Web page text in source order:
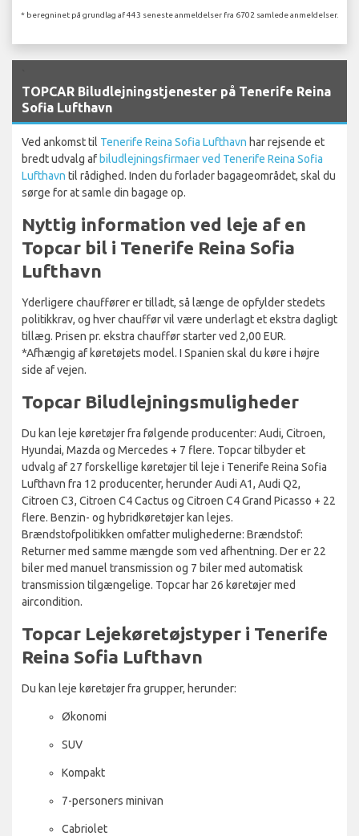
* beregninet på grundlag af 443 seneste anmeldelser fra 6702 samlede anmeldelser.
TOPCAR Biludlejningstjenester på Tenerife Reina
Sofia Lufthavn
Ved ankomst til Tenerife Reina Sofia Lufthavn har rejsende et
bredt udvalg afbiludlejningsfirmaer ved Tenerife Reina Sofia
Lufthavn til rådighed. Inden du forlader bagageområdet, skal du
sørge for at samle din bagage op.
Nyttig information ved leje af en
Topcar bil i Tenerife Reina Sofia
Lufthavn
Yderligere chauffører er tilladt, så længe de opfylder stedets
politikkrav, og hver chauffør vil være underlagt et ekstra dagligt
tillæg. Prisen pr. ekstra chauffør starter ved 2,00 EUR.
*Afhængig af køretøjets model. I Spanien skal du køre i højre
side af vejen.
Topcar Biludlejningsmuligheder
Du kan leje køretøjer fra følgende producenter: Audi, Citroen,
Hyundai, Mazda og Mercedes + 7 flere. Topcar tilbyder et
udvalg af 27 forskellige køretøjer til leje i Tenerife Reina Sofia
Lufthavn fra 12 producenter, herunder Audi A1, Audi Q2,
Citroen C3, Citroen C4 Cactus og Citroen C4 Grand Picasso + 22
flere. Benzin- og hybridkøretøjer kan lejes.
Brændstofpolitikken omfatter mulighederne: Brændstof:
Returner med samme mængde som ved afhentning. Der er 22
biler med manuel transmission og 7 biler med automatisk
transmission tilgængelige. Topcar har 26 køretøjer med
aircondition.
Topcar Lejekøretøjstyper i Tenerife
Reina Sofia Lufthavn
Du kan leje køretøjer fra grupper, herunder:
Økonomi
SUV
Kompakt
7-personers minivan
Cabriolet